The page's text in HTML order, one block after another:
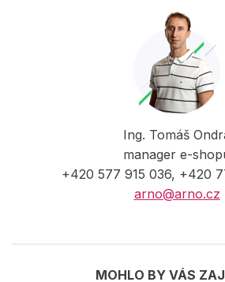
Ing. Tomáš
manager e-
+420 577 915 036, +420
arno@arno.cz
MOHLO BY VÁS